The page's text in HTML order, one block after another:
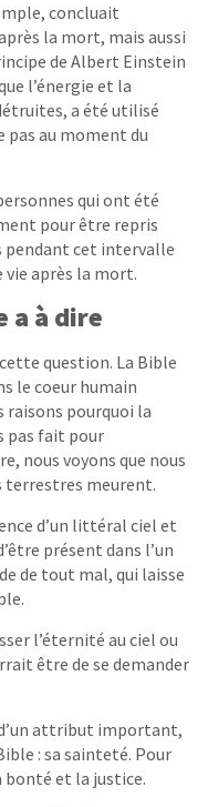
concluait
la mort, mais aussi
de Albert Einstein
l’énergie et la
a été utilisé
pas au moment du
qui ont été
pour être repris
pendant cet intervalle
vie après la mort.
a à dire
question. La Bible
le coeur humain
raisons pourquoi la
pas fait pour
nous voyons que nous
terrestres meurent.
d’un littéral ciel et
présent dans l’un
de tout mal, qui laisse
l’éternité au ciel ou
être de se demander
d’un attribut important,
: sa sainteté. Pour
et la justice.